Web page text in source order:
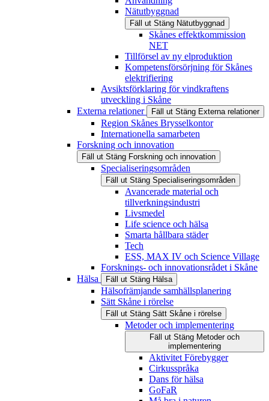
Nätutbyggnad
Fäll ut Stäng Nätutbyggnad
Skånes effektkommission
NET
Tillförsel av ny elproduktion
Kompetensförsörjning för Skånes
elektrifiering
Avsiktsförklaring för vindkraftens
utveckling i Skåne
Externa relationer
Fäll ut Stäng Externa relationer
Region Skånes Brysselkontor
Internationella samarbeten
Forskning och innovation
Fäll ut Stäng Forskning och innovation
Specialiseringsområden
Fäll ut Stäng Specialiseringsområden
Avancerade material och
tillverkningsindustri
Livsmedel
Life science och hälsa
Smarta hållbara städer
Tech
ESS, MAX IV och Science Village
Forsknings- och innovationsrådet i Skåne
Hälsa
Fäll ut Stäng Hälsa
Hälsofrämjande samhällsplanering
Sätt Skåne i rörelse
Fäll ut Stäng Sätt Skåne i rörelse
Metoder och implementering
Fäll ut Stäng Metoder och
implementering
Aktivitet Förebygger
Cirkusspråka
Dans för hälsa
GoFaR